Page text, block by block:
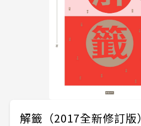
解籤（2017全新修訂版）